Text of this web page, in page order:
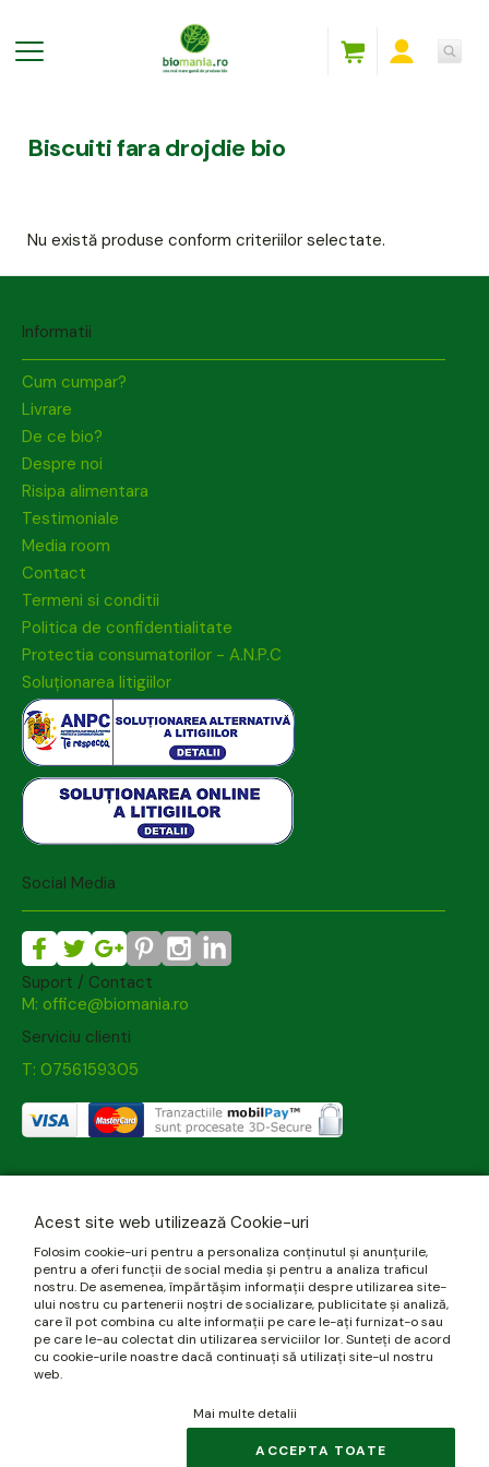
Biscuiti fara drojdie bio
Nu există produse conform criteriilor selectate.
Informatii
Cum cumpar?
Livrare
De ce bio?
Despre noi
Risipa alimentara
Testimoniale
Media room
Contact
Termeni si conditii
Politica de confidentialitate
Protectia consumatorilor - A.N.P.C
Soluționarea litigiilor
Social Media
Suport / Contact
M: office@biomania.ro
Serviciu clienti
T: 0756159305
Acest site web utilizează Cookie-uri
Folosim cookie-uri pentru a personaliza conținutul și anunțurile,
pentru a oferi funcții de social media și pentru a analiza traficul
nostru. De asemenea, împărtășim informații despre utilizarea site-
ului nostru cu partenerii noștri de socializare, publicitate și analiză,
care îl pot combina cu alte informații pe care le-ați furnizat-o sau
pe care le-au colectat din utilizarea serviciilor lor. Sunteți de acord
cu cookie-urile noastre dacă continuați să utilizați site-ul nostru
web.
Mai multe detalii
ACCEPTA TOATE